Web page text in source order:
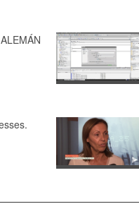
Lenguaje
binaria,
Portal V15
10:58 ·
LuxData
2:06 · 2024